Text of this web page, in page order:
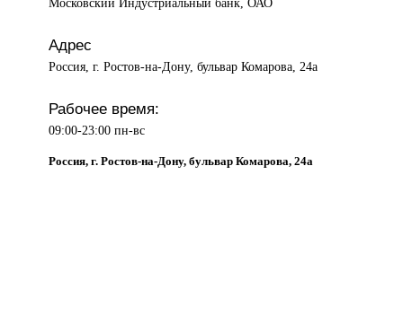
Московский Индустриальныйбанк, ОАО
Адрес
Россия, г. Ростов-на-Дону, бульвар Комарова, 24а
Рабочее время:
09:00-23:00 пн-вс
Россия, г. Ростов-на-Дону, бульвар Комарова, 24а